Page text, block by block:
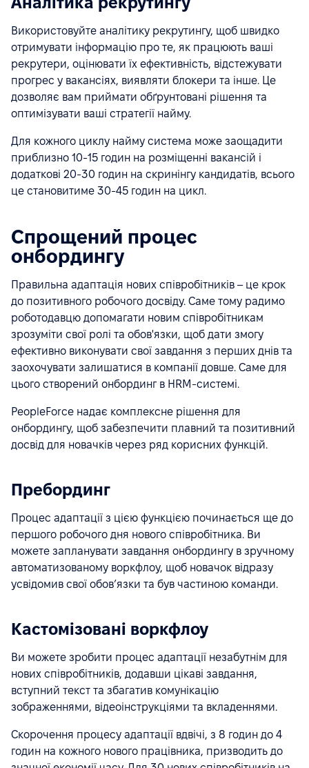
Використовуйте аналітику рекрутингу, щоб швидко
отримувати інформацію про те, як працюють ваші
рекрутери, оцінювати їх ефективність, відстежувати
прогрес у вакансіях, виявляти блокери та інше. Це
дозволяє вам приймати обґрунтовані рішення та
оптимізувати ваші стратегії найму.
Для кожного циклу найму система може заощадити
приблизно 10-15 годин на розміщенні вакансій і
додаткові 20-30 годин на скринінгу кандидатів, всього
це становитиме 30-45 годин на цикл.
Спрощений процес
онбордингу
Правильна адаптація нових співробітників – це крок
до позитивного робочого досвіду. Саме тому радимо
роботодавцю допомагати новим співробітникам
зрозуміти свої ролі та обов'язки, щоб дати змогу
ефективно виконувати свої завдання з перших днів та
заохочувати залишатися в компанії довше. Саме для
цього створений онбординг в HRM-системі.
PeopleForce надає комплексне рішення для
онбордингу, щоб забезпечити плавний та позитивний
досвід для новачків через ряд корисних функцій.
Пребординг
Процес адаптації з цією функцією починається ще до
першого робочого дня нового співробітника. Ви
можете запланувати завдання онбордингу в зручному
автоматизованому воркфлоу, щоб новачок відразу
усвідомив свої обов’язки та був частиною команди.
Кастомізовані воркфлоу
Ви можете зробити процес адаптації незабутнім для
нових співробітників, додавши цікаві завдання,
вступний текст та збагатив комунікацію
зображеннями, відеоінструкціями та вкладеннями.
Скорочення процесу адаптації вдвічі, з 8 годин до 4
годин на кожного нового працівника, призводить до